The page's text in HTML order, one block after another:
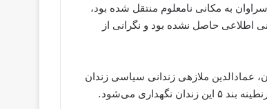
سال گذشته از زندان سراوان به مکانی نامعلوم منتقل شده بود،
اطلاعی حاصل نشده بود و نگرانی از
عمادالدین ملازهی زندانی سیاسی زندان
می‌شود.